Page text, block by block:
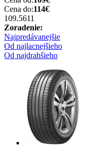
Cena do:114€
109.5611
Zoradenie:
Najpredávanejšie
Od najlacnejšieho
Od najdrahšieho